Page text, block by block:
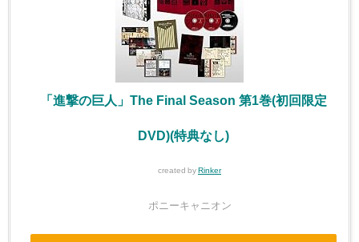
「進撃の巨人」The Final Season 第1巻(初回限定
DVD)(特典なし)
created by Rinker
ポニーキャニオン